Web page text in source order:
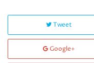
Tweet
Google+